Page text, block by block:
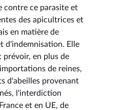
contre ce parasite et
des apicultrices et
en matière de
d'indemnisation. Elle
prévoir, en plus de
de reines,
d'abeilles provenant
l'interdiction
et en UE, de